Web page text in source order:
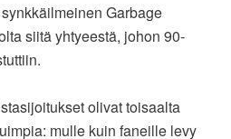
Garbage
siitä yhtyeestä, johon 90-
olivat toisaalta
mulle kuin faneille levy